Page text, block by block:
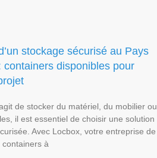
stockage sécurisé au Pays
containers disponibles pour
de stocker du matériel, du mobilier ou
il est essentiel de choisir une solution
Avec Locbox, votre entreprise de
à